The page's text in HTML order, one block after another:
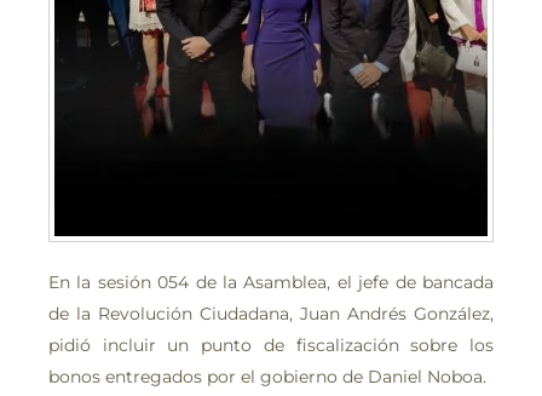
En la sesión 054 de la Asamblea, el jefe de bancada
de la Revolución Ciudadana, Juan Andrés González,
pidió incluir un punto de fiscalización sobre los
bonos entregados por el gobierno de Daniel Noboa.